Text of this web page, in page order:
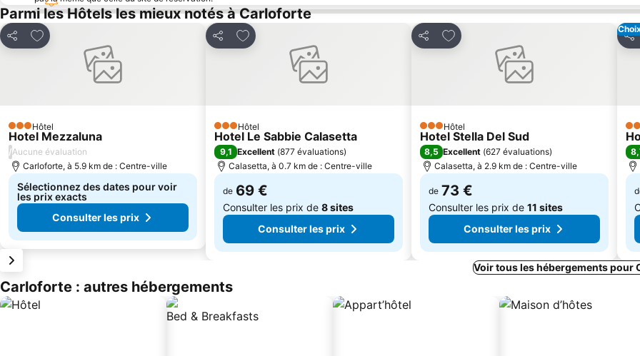
Parmi les Hôtels les mieux notés à Carloforte
Partager
Ajouter à mes favoris
3 Étoiles
Hôtel
Hotel Mezzaluna
/Aucune évaluation
Carloforte, à 5.9 km de : Centre-ville
Sélectionnez des dates pour voir
les prix exacts
Consulter les prix
Partager
Ajouter à mes favoris
3 Étoiles
Hôtel
Hotel Le Sabbie Calasetta
9,1 Excellent (877 évaluations)
Calasetta, à 0.7 km de : Centre-ville
de 69 €
Consulter les prix de 8 sites
Consulter les prix
Partager
Ajouter à mes favoris
3 Étoiles
Hôtel
Hotel Stella Del Sud
8,5 Excellent (627 évaluations)
Calasetta, à 2.9 km de : Centre-ville
de 73 €
Consulter les prix de 11 sites
Consulter les prix
3
Voir tous les hébergements pour
Carloforte : autres hébergements